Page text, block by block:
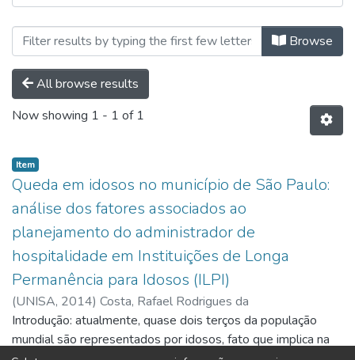
Browsing Pós-Graduação | Browse
All browse results
Now showing 1 - 1 of 1
Item
Queda em idosos no município de São Paulo:
análise dos fatores associados ao
planejamento do administrador de
hospitalidade em Instituições de Longa
Permanência para Idosos (ILPI)
(UNISA, 2014) Costa, Rafael Rodrigues da
Introdução: atualmente, quase dois terços da população
mundial são representados por idosos, fato que implica na